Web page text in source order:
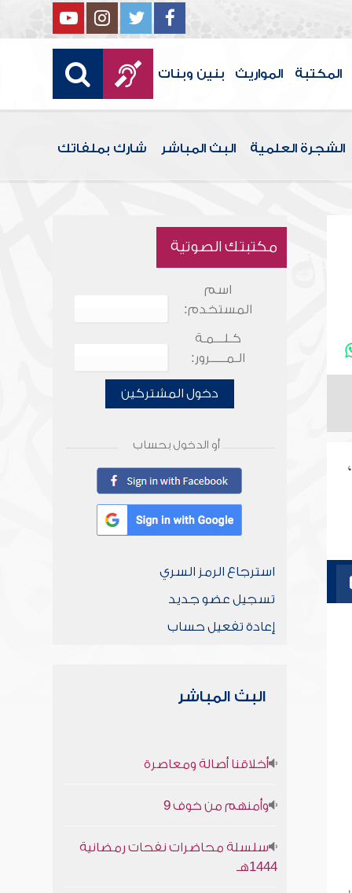
المكتبة المواريث بنين وبنات
الشجرة العلمية البث المباشر شارك بملفاتك
مكتبتك الصوتية
اسم
المستخدم:
كـلـــمـة
الـمـــــرور:
دخول المشتركين
أو الدخول بحساب
استرجاع الرمز السري
تسجيل عضو جديد
إعادة تفعيل حساب
البث المباشر
أخلاقنا أصالة ومعاصرة
وأمنهم من خوف 9
سلسلة محاضرات نفحات رمضانية
1444هـ